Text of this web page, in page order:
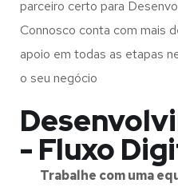
parceiro certo para
Connosco conta com mais
apoio em todas as etapas
o seu negócio
- Fluxo
Trabalhe com uma